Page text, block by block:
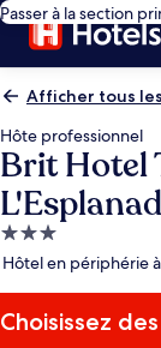
Passer à la section
Afficher tous
Hôte professionnel
Brit Hotel
Hébergement
3.0 étoiles
Hôtel en périphérie
Choisissez